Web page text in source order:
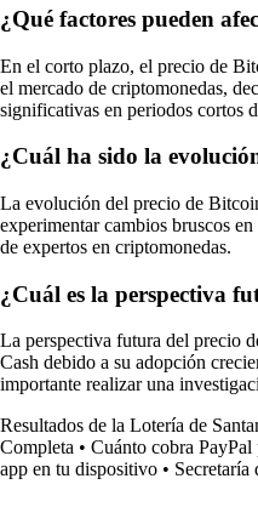
¿Qué factores pueden
En el corto plazo, el precio de
el mercado de criptomonedas,
significativas en periodos cortos
¿Cuál ha sido la
La evolución del precio de
experimentar cambios bruscos
de expertos en criptomonedas.
¿Cuál es la perspectiva
La perspectiva futura del precio
Cash debido a su adopción
importante realizar una
Resultados de la Lotería de
Completa • Cuánto cobra
app en tu dispositivo • Secretaría